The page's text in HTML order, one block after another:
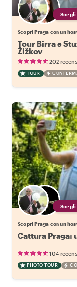
Scegli
Scopri Praga con un
Tour Birra e
Žižkov
202
TOUR
Scegli
Scopri Praga con un
Cattura Praga:
104
PHOTO TOUR